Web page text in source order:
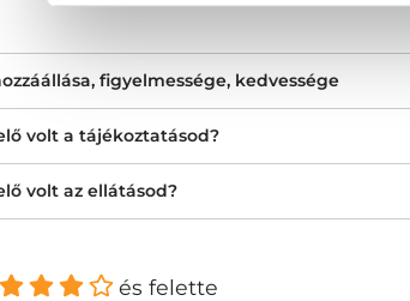
figyelmessége, kedvessége
volt a tájékoztatásod?
volt az ellátásod?
és felette